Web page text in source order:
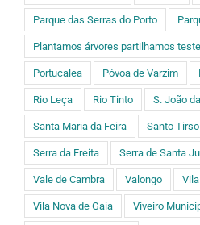
Parque das Serras do Porto
Plantamos árvores partilhamos
Portucalea Póvoa de Varzim
Rio Leça Rio Tinto S. João
Santa Maria da Feira Santo Tirso
Serra da Freita Serra de Santa
Vale de Cambra Valongo
Vila Nova de Gaia Viveiro